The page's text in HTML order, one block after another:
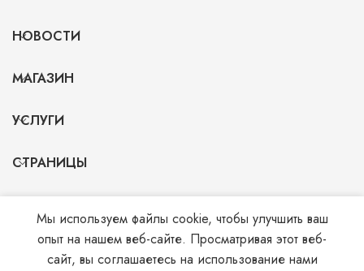
НОВОСТИ
МАГАЗИН
УСЛУГИ
СТРАНИЦЫ
© 2026Monohrom.uz. All rights reserved
Мы используем файлы cookie, чтобы улучшить ваш
опыт на нашем веб-сайте. Просматривая этот веб-
сайт, вы соглашаетесь на использование нами